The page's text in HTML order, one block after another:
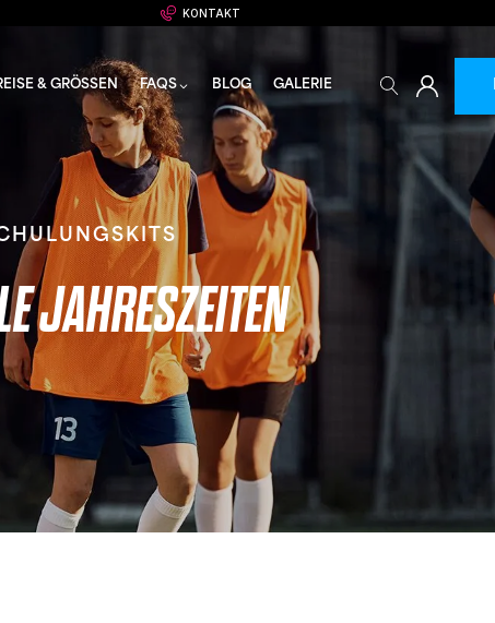
KONTAKT
& GRÖSSEN FAQS BLOG GALERIE
JAHRESZEITEN